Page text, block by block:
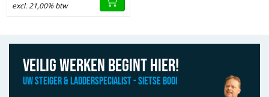
excl. 21,00% btw
Veilig werken begint hier!
Uw Steiger & Ladderspecialist - Sietse Booi